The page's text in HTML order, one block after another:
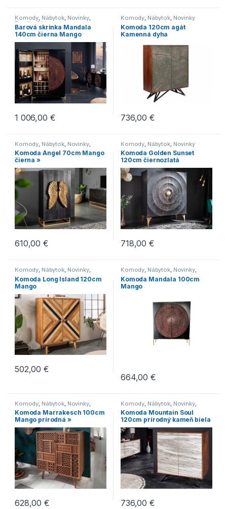
Komody, Nábytok, Novinky,
Regály , Skrine
Barová skrinka Mandala
140cm čierna Mango
1 006,00 €
Komody, Nábytok, Novinky
Komoda 120cm agát
Kamenná dyha
736,00€
Komody Nábytok, Novinky,
Regály ,Skrine
Komoda Angel 70cm Mango
čierna »
610,00€
Komody Nábytok, Novinky
Komoda Golden Sunset
120cm čiernozlatá
718,00€
Komody, Nábytok, Novinky,
Skrine
Komoda Long Island 120cm
Mango
502,00€
Komody, Nábytok, Novinky,
Skrine
Komoda Mandala 100cm
Mango
664,00€
Komody Nábytok, Novinky,
Regály ,Skrine
Komoda Marrakesch 100cm
Mango prírodná »
628,00€
Komody Nábytok, Novinky,
Obývacie steny
Komoda Mountain Soul
120cm prírodný kameň biela
736,00€